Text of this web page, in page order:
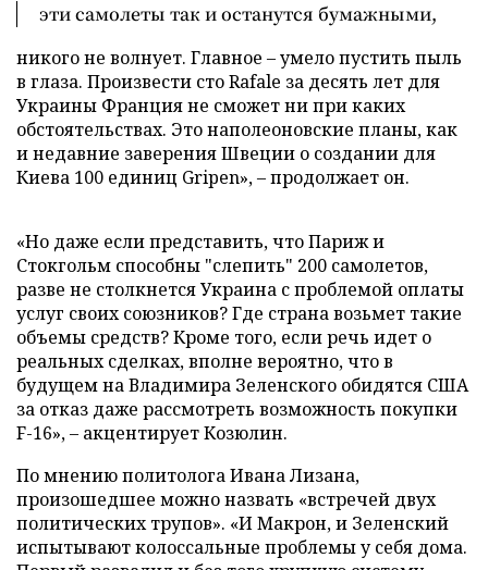
эти самолеты так и останутся бумажными,
никого не волнует. Главное – умело пустить пыль
в глаза. Произвести сто Rafale за десять лет для
Украины Франция не сможет ни при каких
обстоятельствах. Это наполеоновские планы, как
и недавние заверения Швеции о создании для
Киева 100 единиц Gripen», – продолжает он.
«Но даже если представить, что Париж и
Стокгольм способны "слепить" 200 самолетов,
разве не столкнется Украина с проблемой оплаты
услуг своих союзников? Где страна возьмет такие
объемы средств? Кроме того, если речь идет о
реальных сделках, вполне вероятно, что в
будущем на Владимира Зеленского обидятся США
за отказ даже рассмотреть возможность покупки
F-16», – акцентирует Козюлин.
По мнению политолога Ивана Лизана,
произошедшее можно назвать «встречей двух
политических трупов». «И Макрон, и Зеленский
испытывают колоссальные проблемы у себя дома.